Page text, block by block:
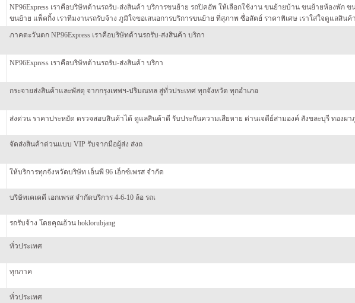
NP96Express เราคือบริษัทด้านรถรับ-ส่งสินค้า บริการขนย้าย รถปิคอัพ ให้เลือกใช้งาน ขนย้ายบ้าน ขนย้ายห้องพัก
ขนย้าย แพ็คกิ้ง เราทีมงานรถรับจ้าง ภูมิใจขอเสนอการบริการขนย้าย ที่สุภาพ ซื่อสัตย์ ราคาพิเศษ เราใส่ใจดูแลสิน
ภาคตะวันตก NP96Express เราคือบริษัทด้านรถรับ-ส่งสินค้า บริกา
NP96Express เราคือบริษัทด้านรถรับ-ส่งสินค้า บริกา
กระจายส่งสินค้าและพัสดุ จากกรุงเทพฯ-ปริมณทล สู่ทั่วประเทศ ทุกจังหวัด ทุกอำเภอ
ส่งด่วน ราคาประหยัด ดรวจสอบสินค้าได้ ดูแลสินค้าดี รับประกันความเสียหาย ด่านเจดีย์สามองค์ สังขละบุรี ทองผา
จัดส่งสินค้าด่วนแบบ VIP รับจากมือผู้ส่ง ส่งถ
ให้บริการทุกจังหวัดบริษัท เอ็นพี 96 เอ็กซ์เพรส จำกัด
บริษัทเคเคดี เอกเพรส จำกัดบริการ 4-6-10 ล้อ รถเ
รถรับจ้าง โดยคุณอ้วน hoklorubjang
ทั่วประเทศ
ทุกภาค
ทั่วประเทศ